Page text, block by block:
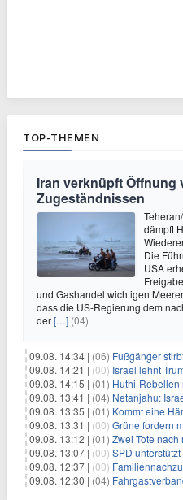
TOP-THEMEN
Iran verknüpft Öffnung
Zugeständnissen
dämpft
Die
USA
und Gashandel wichtigen
dass die US-Regierung dem
der[…] (04)
09.08. 14:34 | (06) Fußgänger stirbt
09.08. 14:21 | (00) Israel lehnt
09.08. 14:15 | (01) Huthi-Rebellen
09.08. 13:41 | (04) Netanjahu:
09.08. 13:35 | (01) Kommt eine
09.08. 13:31 | (00) Grüne fordern
09.08. 13:12 | (01) Zwei Tote nach
09.08. 13:07 | (00) SPD unterstützt
09.08. 12:37 | (00)
09.08. 12:30 | (04) Fahrgastverband